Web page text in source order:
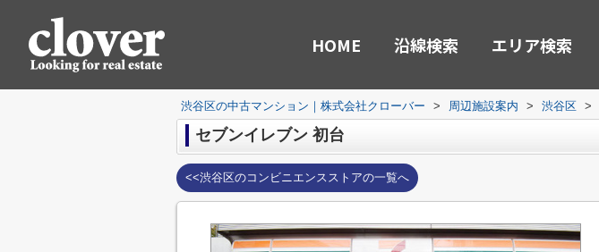
HOME 沿線検索 エリア検索
渋谷区の中古マンション｜株式会社クローバー > 周辺施設案内 > 渋谷区 >
セブンイレブン 初台
<<渋谷区のコンビニエンスストアの一覧へ